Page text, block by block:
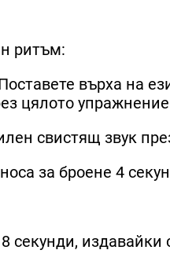
ритъм:
върха на
цялото
свистящ звук
за броене 4
секунди, издавайки